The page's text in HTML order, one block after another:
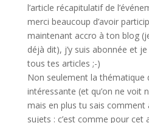
l’article récapitulatif de
merci beaucoup d’avoir
maintenant accro à ton blog
déjà dit), j’y suis abonnée et
tous tes articles ;-)
Non seulement la thématique
intéressante (et qu’on ne voit
mais en plus tu sais comment
sujets : c’est comme pour cet